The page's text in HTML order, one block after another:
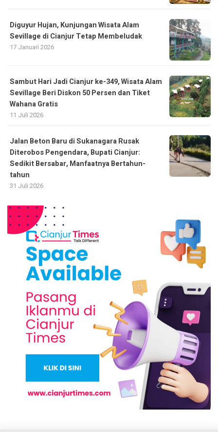
Diguyur Hujan, Kunjungan Wisata Alam
Sevillage di Cianjur Tetap Membeludak
17 Januari 2026
Sambut Hari Jadi Cianjur ke-349, Wisata Alam
Sevillage Beri Diskon 50 Persen dan Tiket
Wahana Gratis
11 Juli 2026
Jalan Beton Baru di Sukanagara Rusak
Diterobos Pengendara, Bupati Cianjur:
Sedikit Bersabar, Manfaatnya Bertahun-
tahun
31 Juli 2026